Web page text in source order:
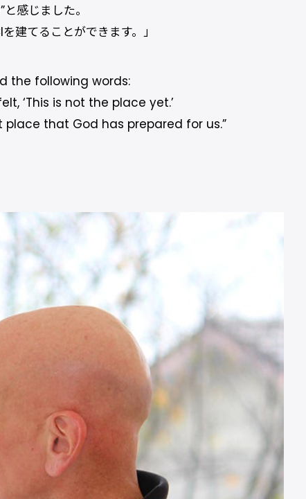
感じました。
建てることができます。」
the following words:
‘This is not the place yet.’
that God has prepared for us.”